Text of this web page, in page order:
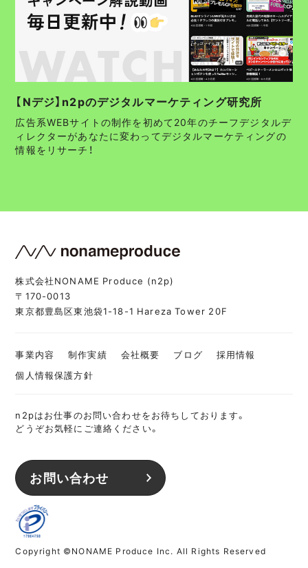
【Nデジ】n2pのデジタルマーケティング研究所
広告系WEBサイトの制作を初めて20年のチーフデジタルデ
ィレクターがあなたに変わってデジタルマーケティングの
情報をリサーチ！
株式会社NONAME Produce (n2p)
〒170-0013
東京都豊島区東池袋1-18-1 Hareza Tower 20F
事業内容 制作実績 会社概要 ブログ
採用情報
個人情報保護方針
n2pはお仕事のお問い合わせをお待ちしております。
どうぞお気軽にご連絡ください。
お問い合わせ
Copyright ©NONAME Produce Inc. All Rights Reserved